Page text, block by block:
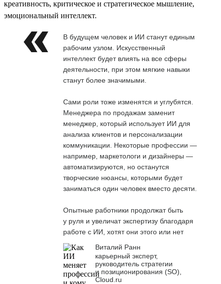
креативность, критическое и стратегическое мышление,
эмоциональный интеллект.
В будущем человек и ИИ станут единым
рабочим узлом. Искусственный
интеллект будет влиять на все сферы
деятельности, при этом мягкие навыки
станут более значимыми.
Сами роли тоже изменятся и углубятся.
Менеджера по продажам заменит
менеджер, который использует ИИ для
анализа клиентов и персонализации
коммуникации. Некоторые профессии —
например, маркетологи и дизайнеры —
автоматизируются, но останутся
творческие нюансы, которыми будет
заниматься один человек вместо десяти.
Опытные работники продолжат быть
у руля и увеличат экспертизу благодаря
работе с ИИ, хотят они этого или нет
Виталий Ранн
карьерный эксперт,
руководитель стратегии
и позиционирования (SO),
Cloud.ru